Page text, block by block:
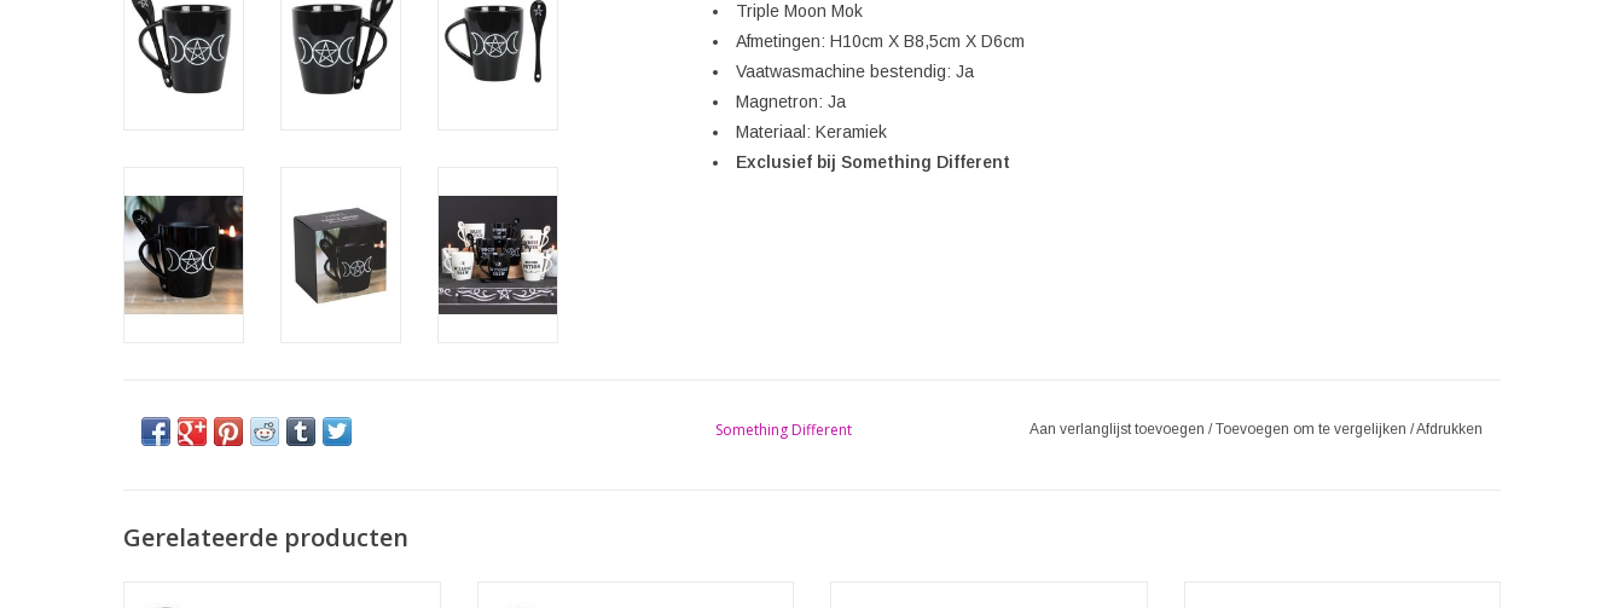
Triple Moon Mok
Afmetingen: H10cm X B8,5cm X D6cm
Vaatwasmachine bestendig: Ja
Magnetron: Ja
Materiaal: Keramiek
Exclusief bij Something Different
Something Different Aan verlanglijst toevoegen /Toevoegen om te vergelijken /Afdrukken
Gerelateerde producten